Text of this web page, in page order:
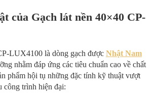
của Gạch lát nền 40×40 CP-
LUX4100 là dòng gạch được Nhật Nam
nhằm đáp ứng các tiêu chuẩn cao về chất
phẩm hội tụ những đặc tính kỹ thuật vượt
công trình hiện đại: